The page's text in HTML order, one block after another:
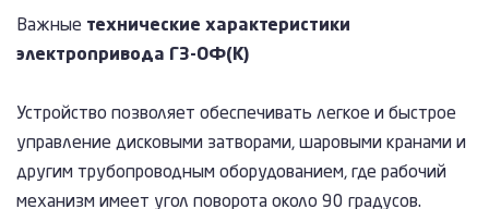
Важные технические характеристики
электропривода ГЗ-ОФ(К)
Устройство позволяет обеспечивать легкое и быстрое
управление дисковыми затворами, шаровыми кранами и
другим трубопроводным оборудованием, где рабочий
механизм имеет угол поворота около 90 градусов.